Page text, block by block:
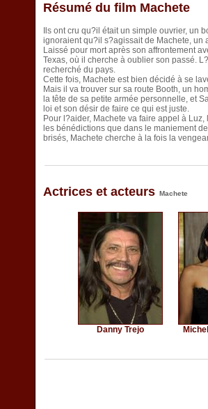
Résumé du film Machete
Ils ont cru qu?il était un simple ouvrier, un
ignoraient qu?il s?agissait de Machete,
Laissé pour mort après son affrontement
Texas, où il cherche à oublier son passé.
recherché du pays.
Cette fois, Machete est bien décidé à se
Mais il va trouver sur sa route Booth, un
la tête de sa petite armée personnelle, et
loi et son désir de faire ce qui est juste.
Pour l?aider, Machete va faire appel à
les bénédictions que dans le maniement
brisés, Machete cherche à la fois la
Actrices et acteurs Machete
Danny Trejo